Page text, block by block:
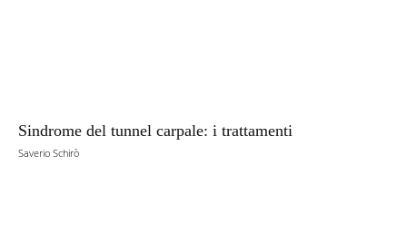
Sindrome del tunnel carpale: i trattamenti
Saverio Schirò